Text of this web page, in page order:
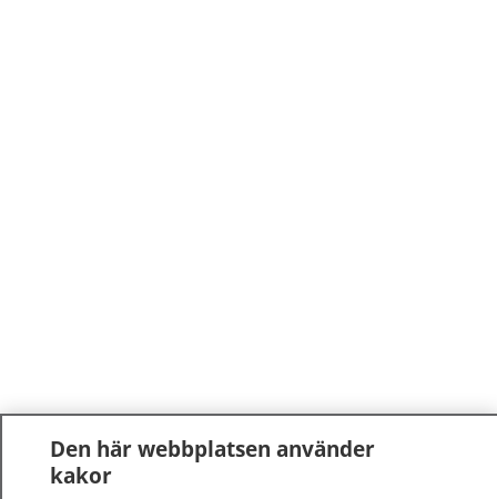
Den här webbplatsen använder
kakor